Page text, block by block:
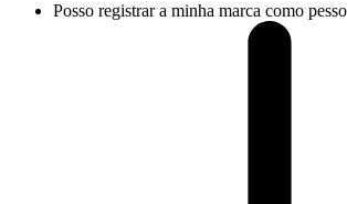
Posso registrar a minha marca como